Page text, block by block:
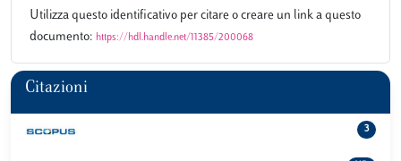
Utilizza questo identificativo per citare o creare un link a questo
documento: https://hdl.handle.net/11385/200068
Citazioni
3